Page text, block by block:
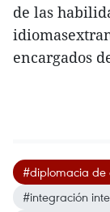
de las
encargados
#diplomacia de
#integración